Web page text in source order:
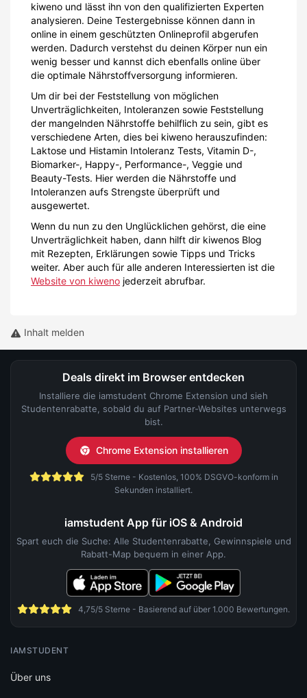
kiweno und lässt ihn von den qualifizierten Experten
analysieren. Deine Testergebnisse können dann in
online in einem geschützten Onlineprofil abgerufen
werden. Dadurch verstehst du deinen Körper nun ein
wenig besser und kannst dich ebenfalls online über
die optimale Nährstoffversorgung informieren.
Um dir bei der Feststellung von möglichen
Unverträglichkeiten, Intoleranzen sowie Feststellung
der mangelnden Nährstoffe behilflich zu sein, gibt es
verschiedene Arten, dies bei kiweno herauszufinden:
Laktose und Histamin Intoleranz Tests, Vitamin D-,
Biomarker-, Happy-, Performance-, Veggie und
Beauty-Tests. Hier werden die Nährstoffe und
Intoleranzen aufs Strengste überprüft und
ausgewertet.
Wenn du nun zu den Unglücklichen gehörst, die eine
Unverträglichkeit haben, dann hilft dir kiwenos Blog
mit Rezepten, Erklärungen sowie Tipps und Tricks
weiter. Aber auch für alle anderen Interessierten ist die
Website von kiweno jederzeit abrufbar.
Inhalt melden
Deals direkt im Browser entdecken
Installiere die iamstudent Chrome Extension und sieh
Studentenrabatte, sobald du auf Partner-Websites unterwegs
bist.
Chrome Extension installieren
5/5 Sterne - Kostenlos, 100% DSGVO-konform in
Sekunden installiert.
iamstudent App für iOS & Android
Spart euch die Suche: Alle Studentenrabatte, Gewinnspiele und
Rabatt-Map bequem in einer App.
4,75/5 Sterne - Basierend auf über 1.000 Bewertungen.
IAMSTUDENT
Über uns